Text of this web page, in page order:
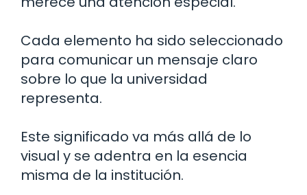
Cada elemento ha sido seleccionado
para comunicar un mensaje claro
sobre lo que la universidad
representa.
Este significado va más allá de lo
visual y se adentra en la esencia
misma de la institución.